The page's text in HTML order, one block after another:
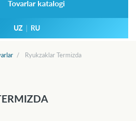
Tovarlar katalogi
UZ | RU
Ryukzaklar Termizda